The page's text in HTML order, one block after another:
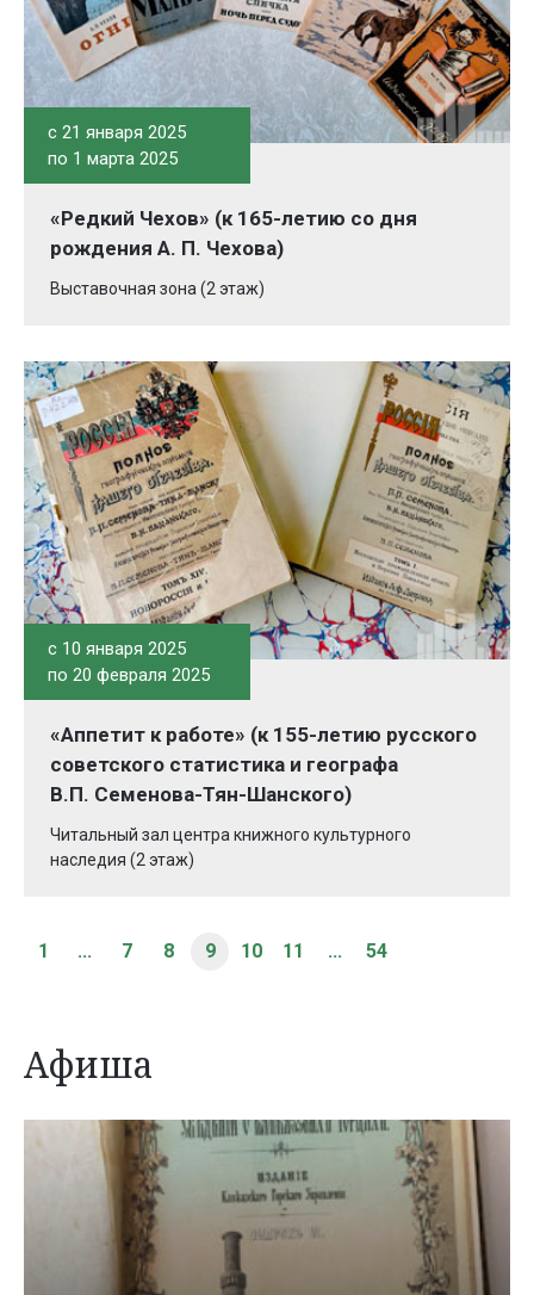
c 21 января 2025
по 1 марта 2025
«Редкий Чехов» (к 165-летию со дня
рождения А. П. Чехова)
Выставочная зона (2 этаж)
c 10 января 2025
по 20 февраля 2025
«Аппетит к работе» (к 155-летию русского
советского статистика и географа
В.П. Семенова-Тян-Шанского)
Читальный зал центра книжного культурного
наследия (2 этаж)
1 ... 7 8 9 10 11 ... 54
Афиша